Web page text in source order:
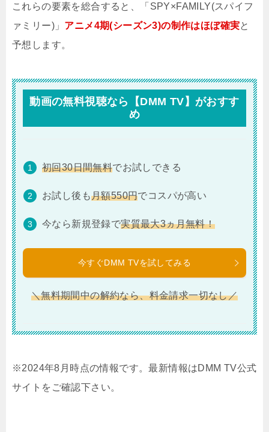
これらの要素を総合すると、「SPY×FAMILY(スパイフ
ァミリー)」 アニメ4期(シーズン3)の制作はほぼ確実と
予想します。
動画の無料視聴なら【DMM TV】がおすす
め
初回30日間無料でお試しできる
お試し後も月額550円でコスパが高い
今なら新規登録で実質最大3ヵ月無料！
今すぐDMM TVを試してみる
＼無料期間中の解約なら、料金請求一切なし／
※2024年8月時点の情報です。最新情報はDMM TV公式
サイトをご確認下さい。